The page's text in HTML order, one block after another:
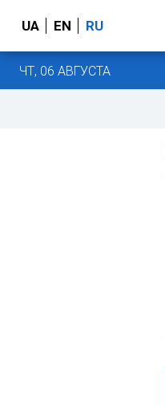
UA EN RU
ЧТ, 06 АВГУСТА